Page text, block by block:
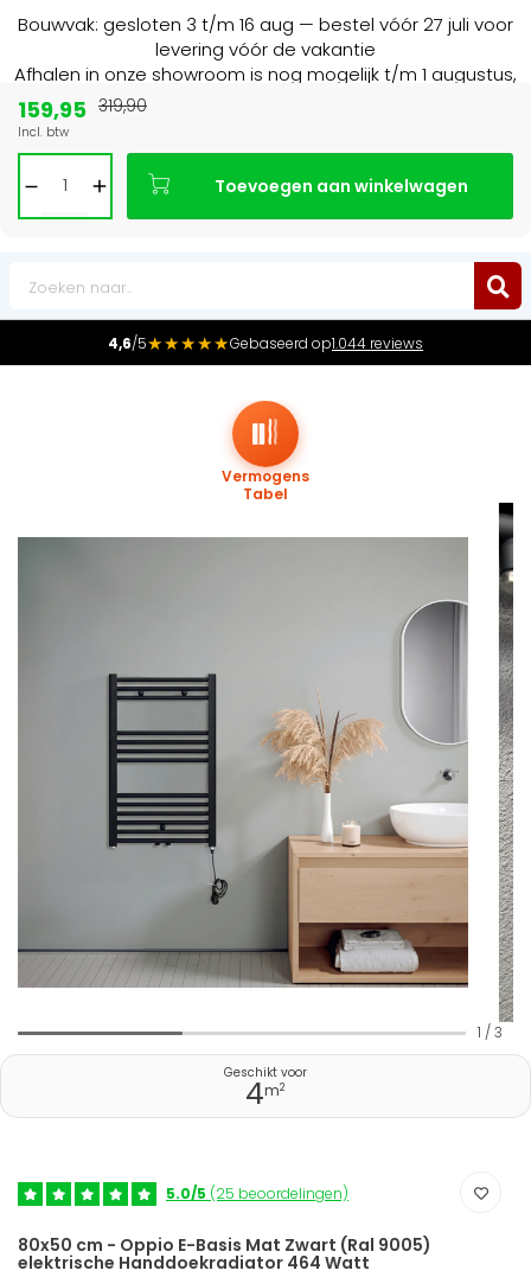
Bouwvak: gesloten 3 t/m 16 aug — bestel vóór 27 juli voor
levering vóór de vakantie
Afhalen in onze showroom is nog mogelijk t/m 1 augustus,
4,6/5★★★★★Gebaseerd op1.044 reviews
Vermogens
Tabel
1 / 3
Geschikt voor
4m2
5.0/5 (25 beoordelingen)
80x50 cm - Oppio E-Basis Mat Zwart (Ral 9005)
elektrische Handdoekradiator 464 Watt
159,95
Incl. btw
319,90
Toevoegen aan winkelwagen